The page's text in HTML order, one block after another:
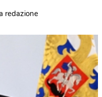
redazione